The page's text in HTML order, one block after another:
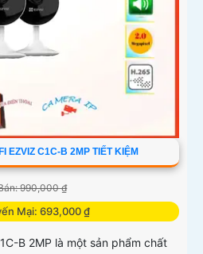
EZVIZ C1C-B 2MP TIẾT KIỆM
990,000 ₫
Mại: 693,000 ₫
B 2MP là một sản phẩm chất